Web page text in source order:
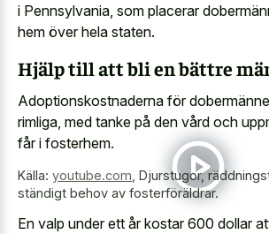
i Pennsylvania, som placerar
hem över hela staten.
Hjälp till att bli en bättre
Adoptionskostnaderna för
rimliga, med tanke på den vård och
får i fosterhem.
Källa: youtube.com Djurstugor,
ständigt behov av fosterföräldrar.
En valp under ett år kostar 600 dollar